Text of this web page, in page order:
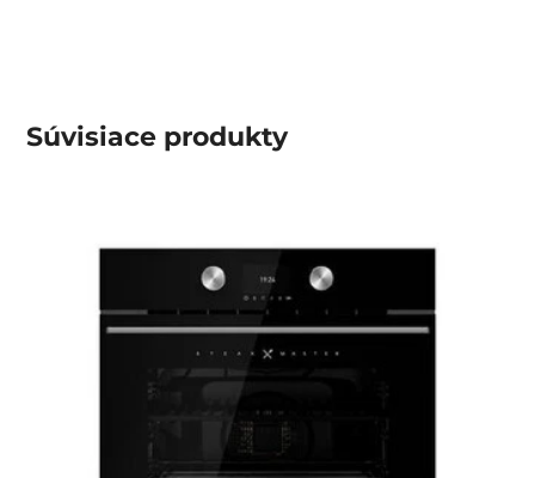
Súvisiace produkty